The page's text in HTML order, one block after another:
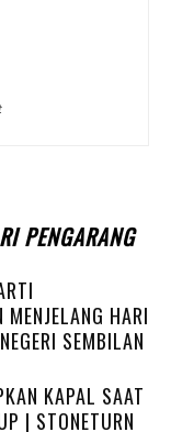
PENGARANG
MENJELANG HARI
SEMBILAN
KAPAL SAAT
| STONETURN